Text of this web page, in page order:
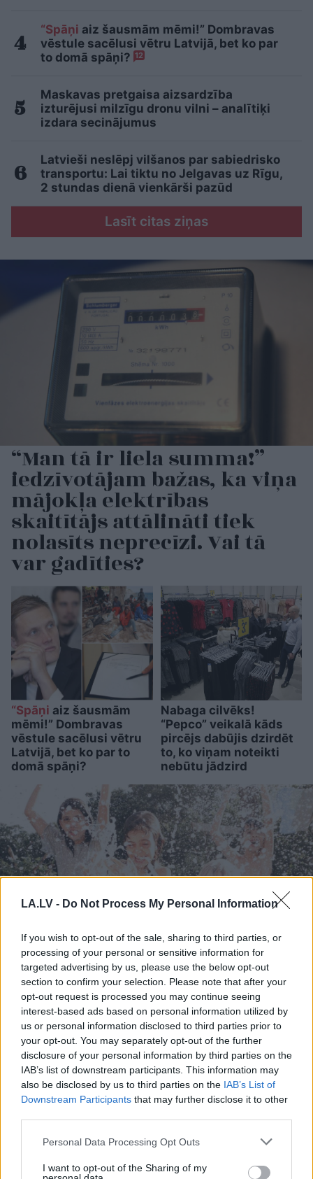
LA.LV - Do Not Process My Personal Information
If you wish to opt-out of the sale, sharing to third parties, or
processing of your personal or sensitive information for
targeted advertising by us, please use the below opt-out
section to confirm your selection. Please note that after your
opt-out request is processed you may continue seeing
interest-based ads based on personal information utilized by
us or personal information disclosed to third parties prior to
your opt-out. You may separately opt-out of the further
disclosure of your personal information by third parties on the
IAB’s list of downstream participants. This information may
also be disclosed by us to third parties on the IAB’s List of
Downstream Participants that may further disclose it to other
Please note that this website/app uses one or more Google
not limited to your visit or usage behaviour. You may click to
Personal Data Processing Opt Outs
I want to opt-out of the Sharing of my
“Spāņi aiz šausmām mēmi!” Dombravas
vēstule sacēlusi vētru Latvijā, bet ko par
to domā spāņi? 12
Maskavas pretgaisa aizsardzība
izturējusi milzīgu dronu vilni – analītiķi
izdara secinājumus
Latvieši neslēpj vilšanos par sabiedrisko
transportu: Lai tiktu no Jelgavas uz Rīgu,
2 stundas dienā vienkārši pazūd
Lasīt citas ziņas
“Man tā ir liela summa!”
iedzīvotājam bažas, ka viņa
mājokļa elektrības
skaitītājs attālināti tiek
nolasīts neprecīzi. Vai tā
var gadīties?
“Spāņi aiz šausmām
mēmi!” Dombravas
vēstule sacēlusi vētru
Latvijā, bet ko par to
domā spāņi?
Nabaga cilvēks!
“Pepco” veikalā kāds
pircējs dabūjis dzirdēt
to, ko viņam noteikti
nebūtu jādzird
3zodiaka zīmes šajā
nedēļas nogalē kārtīgi
“nodos uguņus”, bet vienai
– labāk palikt mājās